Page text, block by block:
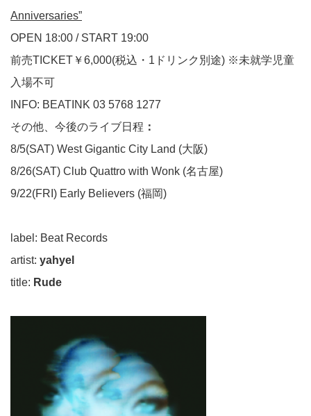
Anniversaries”
OPEN 18:00 / START 19:00
前売TICKET￥6,000(税込・1ドリンク別途) ※未就学児童
入場不可
INFO: BEATINK 03 5768 1277
その他、今後のライブ日程 ：
8/5(SAT) West Gigantic City Land (大阪)
8/26(SAT) Club Quattro with Wonk (名古屋)
9/22(FRI) Early Believers (福岡)
label: Beat Records
artist: yahyel
title: Rude